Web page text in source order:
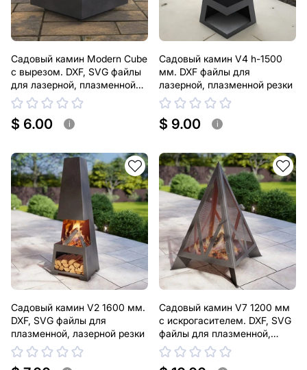
Садовый камин Modern Cube
с вырезом. DXF, SVG файлы
для лазерной, плазменной
резки
$ 6.00 i
Садовый камин V4 h-1500
мм. DXF файлы для
лазерной, плазменной резки
$ 9.00 i
Садовый камин V2 1600 мм.
DXF, SVG файлы для
плазменной, лазерной резки
Садовый камин V7 1200 мм
с искрогасителем. DXF, SVG
файлы для плазменной,
лазерной резки